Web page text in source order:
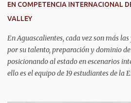
EN COMPETENCIA INTERNACIONAL
VALLEY
En Aguascalientes, cada vez son más
por su talento, preparación y dominio
posicionando al estado en escenarios
ello es el equipo de 19 estudiantes de la